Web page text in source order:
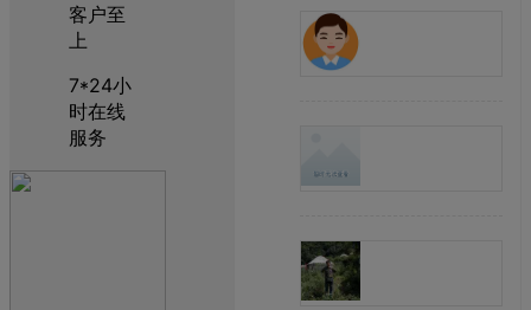
客户至
上
7*24小
时在线
服务